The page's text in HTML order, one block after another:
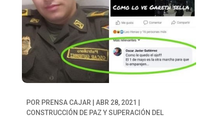
POR PRENSA CAJAR ABR 28, 2021
CONSTRUCCIÓN DE PAZ Y SUPERACIÓN DEL